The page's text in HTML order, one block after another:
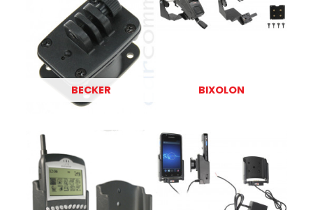
BECKER BIXOLON